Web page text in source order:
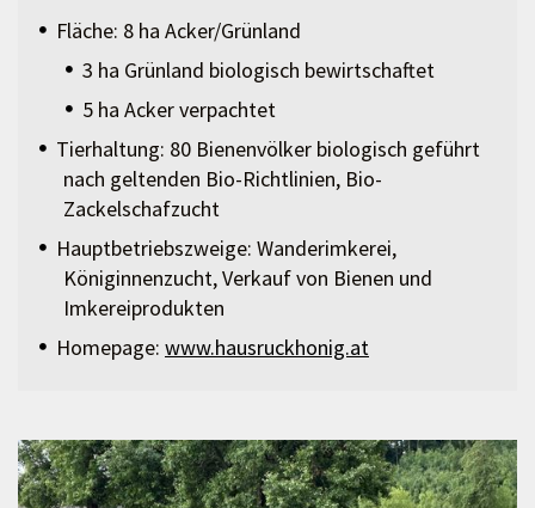
Fläche: 8 ha Acker/Grünland
3 ha Grünland biologisch bewirtschaftet
5 ha Acker verpachtet
Tierhaltung: 80 Bienenvölker biologisch geführt
nach geltenden Bio-Richtlinien, Bio-
Zackelschafzucht
Hauptbetriebszweige: Wanderimkerei,
Königinnenzucht, Verkauf von Bienen und
Imkereiprodukten
Homepage: www.hausruckhonig.at